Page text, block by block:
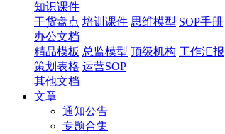
知识课件
干货盘点 培训课件 思维模型 SOP手册
办公文档
精品模板 总监模型 顶级机构 工作汇报
策划表格 运营SOP
其他文档
文章
通知公告
专题合集